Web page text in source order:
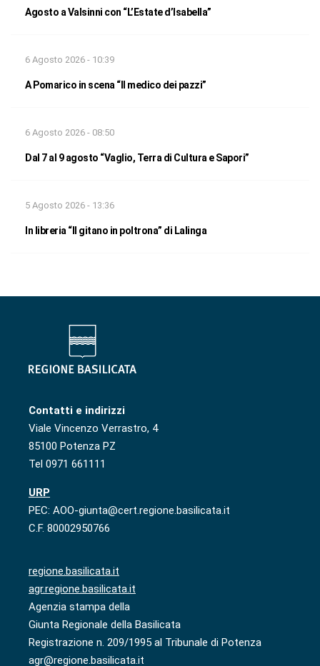
Agosto a Valsinni con “L’Estate d’Isabella”
6 Agosto 2026 - 10:39
A Pomarico in scena “Il medico dei pazzi”
6 Agosto 2026 - 08:50
Dal 7 al 9 agosto “Vaglio, Terra di Cultura e Sapori”
5 Agosto 2026 - 13:36
In libreria “Il gitano in poltrona” di Lalinga
Contatti e indirizzi
Viale Vincenzo Verrastro, 4
85100 Potenza PZ
Tel 0971 661111
URP
PEC: AOO-giunta@cert.regione.basilicata.it
C.F. 80002950766
regione.basilicata.it
agr.regione.basilicata.it
Agenzia stampa della
Giunta Regionale della Basilicata
Registrazione n. 209/1995 al Tribunale di Potenza
agr@regione.basilicata.it